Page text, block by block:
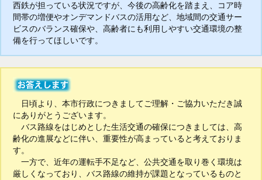
西鉄が担っている状況ですが、今後の高齢化を踏まえ、コア時
間帯の増便やオンデマンドバスの活用など、地域間の交通サー
ビスのバランス確保や、高齢者にも利用しやすい交通環境の整
備を行ってほしいです。
日頃より、本市行政につきましてご理解・ご協力いただき誠
にありがとうございます。
バス路線をはじめとした生活交通の確保につきましては、高
齢化の進展などに伴い、重要性が高まっていると考えておりま
す。
一方で、近年の運転手不足など、公共交通を取り巻く環境は
厳しくなっており、バス路線の維持が課題となっているものと